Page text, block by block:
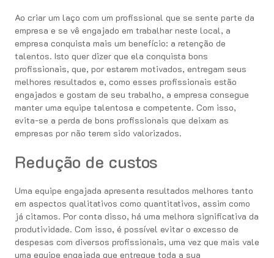
Ao criar um laço com um profissional que se sente parte da
empresa e se vê engajado em trabalhar neste local, a
empresa conquista mais um benefício: a retenção de
talentos. Isto quer dizer que ela conquista bons
profissionais, que, por estarem motivados, entregam seus
melhores resultados e, como esses profissionais estão
engajados e gostam de seu trabalho, a empresa consegue
manter uma equipe talentosa e competente. Com isso,
evita-se a perda de bons profissionais que deixam as
empresas por não terem sido valorizados.
Redução de custos
Uma equipe engajada apresenta resultados melhores tanto
em aspectos qualitativos como quantitativos, assim como
já citamos. Por conta disso, há uma melhora significativa da
produtividade. Com isso, é possível evitar o excesso de
despesas com diversos profissionais, uma vez que mais vale
uma equipe engajada que entregue toda a sua